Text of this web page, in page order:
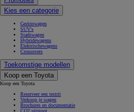
Kies een categorie
Gezinswagen
SUV's
Stadswagen
Hybridewagens
Elektrischewagens
Crossovers
Toekomstige modellen
Koop een Toyota
Koop een Toyota
Reserveer een testrit
Verkoop je wagen
Brochures en documentatie
CO2 uitstoot